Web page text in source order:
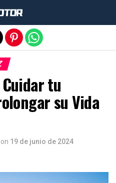
tu
su Vida
on 19 de junio de 2024
móvil